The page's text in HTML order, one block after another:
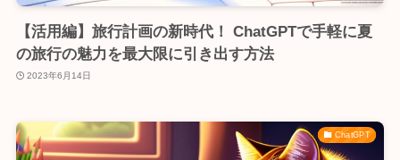
【活用編】旅行計画の新時代！ ChatGPTで手軽に夏
の旅行の魅力を最大限に引き出す方法
2023年6月14日
ChatGPT